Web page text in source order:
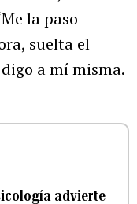
la paso
suelta el
a mí misma.
advierte